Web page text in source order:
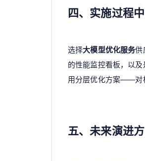
四、实施过程
选择大模型优化服务供
的性能监控看板，以
用分层优化方案——对
五、未来演进